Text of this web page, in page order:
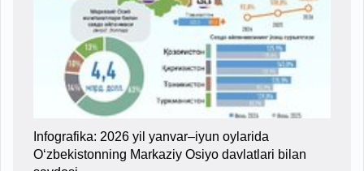
Infografika: 2026 yil yanvar–iyun oylarida
O‘zbekistonning Markaziy Osiyo davlatlari bilan